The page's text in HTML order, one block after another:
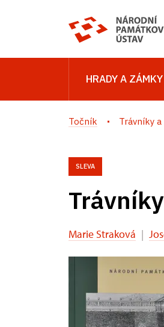
HRADY A ZÁMKY
Točník Trávníky
SLEVA
Marie Straková |